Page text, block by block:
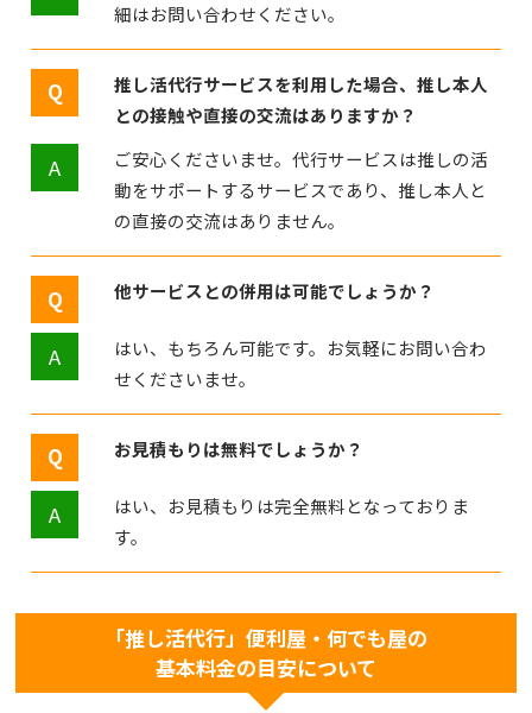
細はお問い合わせください。
推し活代行サービスを利用した場合、推し本人
との接触や直接の交流はありますか？
ご安心くださいませ。代行サービスは推しの活
動をサポートするサービスであり、推し本人と
の直接の交流はありません。
他サービスとの併用は可能でしょうか？
はい、もちろん可能です。お気軽にお問い合わ
せくださいませ。
お見積もりは無料でしょうか？
はい、お見積もりは完全無料となっておりま
す。
「推し活代行」便利屋・何でも屋の
基本料金の目安について